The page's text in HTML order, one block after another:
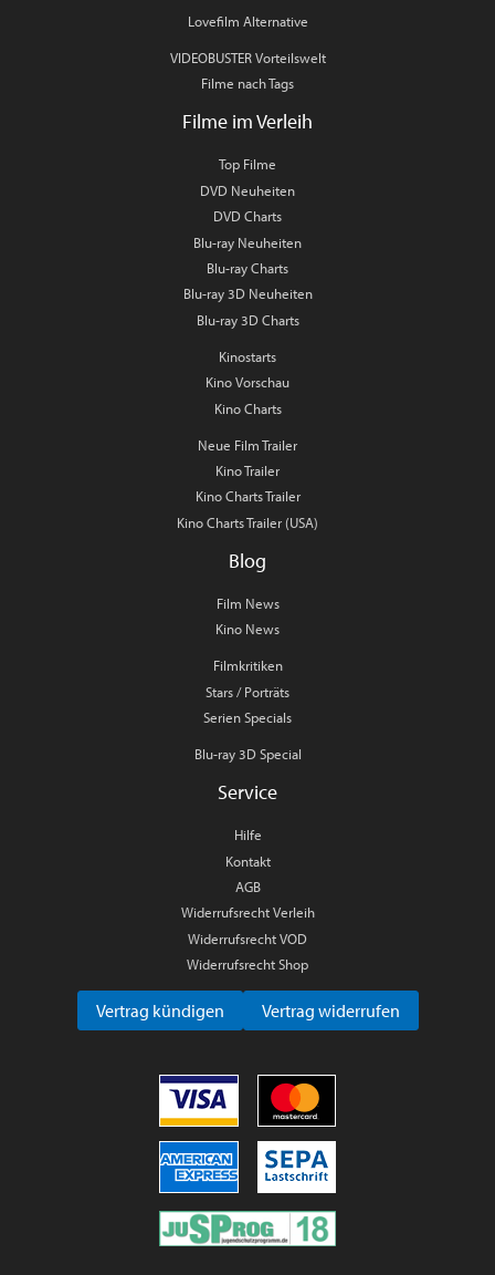
Lovefilm Alternative
VIDEOBUSTER Vorteilswelt
Filme nach Tags
Filme im Verleih
Top Filme
DVD Neuheiten
DVD Charts
Blu-ray Neuheiten
Blu-ray Charts
Blu-ray 3D Neuheiten
Blu-ray 3D Charts
Kinostarts
Kino Vorschau
Kino Charts
Neue Film Trailer
Kino Trailer
Kino Charts Trailer
Kino Charts Trailer (USA)
Blog
Film News
Kino News
Filmkritiken
Stars / Porträts
Serien Specials
Blu-ray 3D Special
Service
Hilfe
Kontakt
AGB
Widerrufsrecht Verleih
Widerrufsrecht VOD
Widerrufsrecht Shop
Vertrag kündigen Vertrag widerrufen